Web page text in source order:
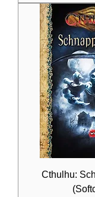
Cthulhu: